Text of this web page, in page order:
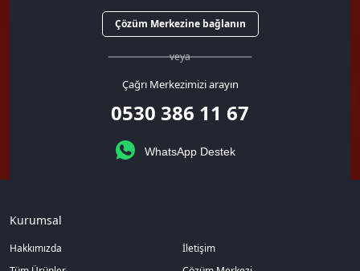
Çözüm Merkezine bağlanın
veya
Çağrı Merkezimizi arayın
0530 386 11 67
WhatsApp Destek
Kurumsal
Hakkımızda
İletişim